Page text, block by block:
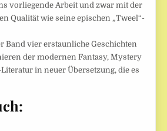
vorliegende Arbeit und zwar mit der
Qualität wie seine epischen „Tweel“-
Band vier erstaunliche Geschichten
der modernen Fantasy, Mystery
in neuer Übersetzung, die es